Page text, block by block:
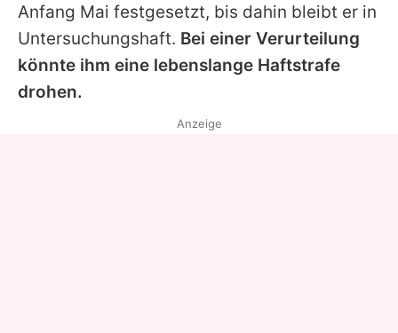
Anfang Mai festgesetzt, bis dahin bleibt er in
Untersuchungshaft. Bei einer Verurteilung
könnte ihm eine lebenslange Haftstrafe
drohen.
Anzeige